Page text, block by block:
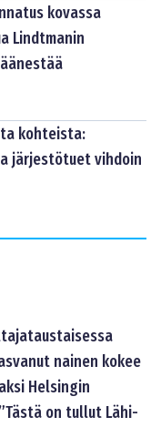
kovassa
Lindtmanin
kohteista:
järjestötuet vihdoin
nainen kokee
Helsingin
on tullut Lähi-